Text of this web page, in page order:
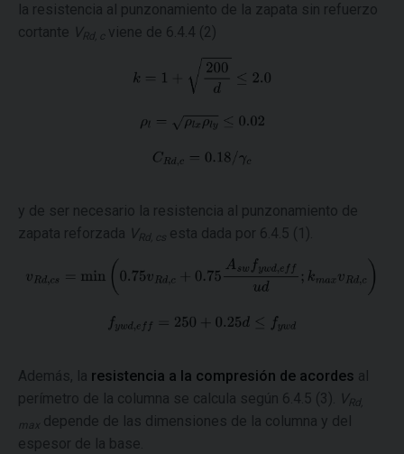
la resistencia al punzonamiento de la zapata sin refuerzo
cortante VRd, c viene de 6.4.4 (2)
y de ser necesario la resistencia al punzonamiento de
zapata reforzada VRd, cs esta dada por 6.4.5 (1).
Además, la resistencia a la compresión de acordes al
perímetro de la columna se calcula según 6.4.5 (3).
VRd,
max depende de las dimensiones de la columna y del
espesor de la base.